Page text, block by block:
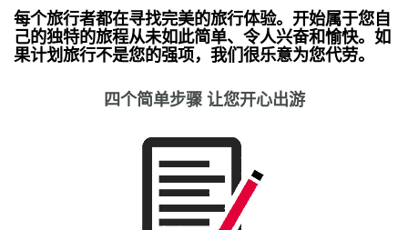
每个旅行者都在寻找完美的旅行体验。开始属于您自
己的独特的旅程从未如此简单、令人兴奋和愉快。如
果计划旅行不是您的强项，我们很乐意为您代劳。
四个简单步骤 让您开心出游